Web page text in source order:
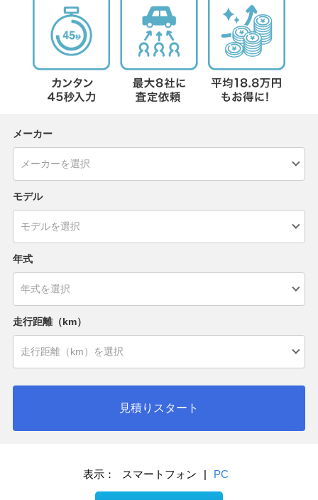
メーカー
モデル
年式
走行距離（km）
見積りスタート
表示： スマートフォン | PC